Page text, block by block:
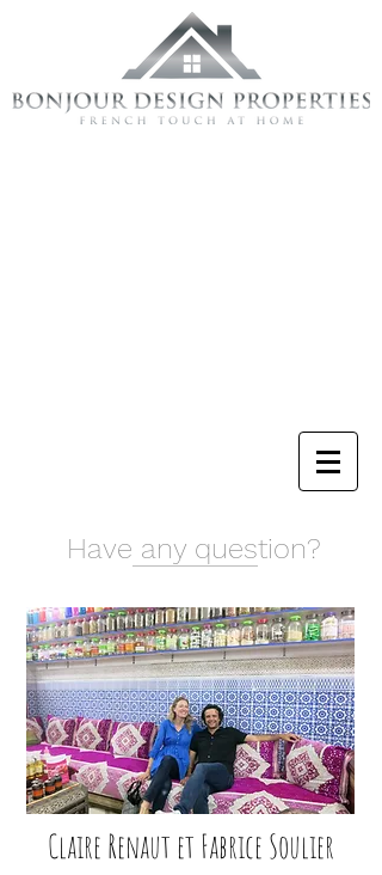
Have any question?
Claire Renaut et Fabrice Soulier